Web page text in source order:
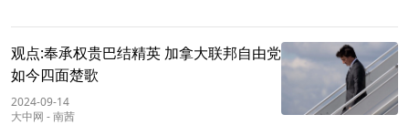
观点:奉承权贵巴结精英 加拿大联邦自由党
如今四面楚歌
2024-09-14
大中网 -南茜